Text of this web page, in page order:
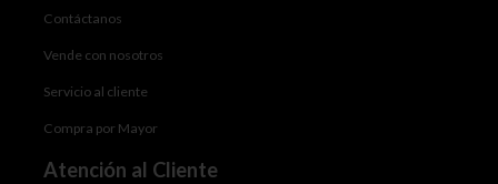
Contáctanos
Vende con nosotros
Servicio al cliente
Compra por Mayor
Atención al Cliente